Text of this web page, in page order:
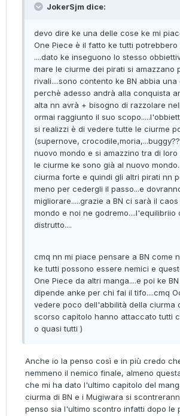
JokerSjm dice:
devo dire ke una delle cose ke mi
One Piece è il fatto ke tutti potrebbero
....dato ke inseguono lo stesso
mare le ciurme dei pirati si amazzano
rivali....sono contento ke BN abbia
perchè adesso andrà alla conquista
alta nn avrà + bisogno di razzolare
ormai raggiunto il suo
si realizzi è di vedere tutte le ciurme
(supernove,
nuovo mondo e si amazzino tra di
le ciurme ke sono già al nuovo
ciurma forte e quindi gli altri pirati nn
meno per cedergli il passo...e
migliorare.....grazie a BN ci sarà il
mondo e noi ne godremo....l'equilibriio
distrutto....
cmq nn mi piace pensare a BN come
ke tutti possono essere nemici e
One Piece da altri manga....e poi ke
dipende anke per chi fai il tifo....cmq
vedere poco dell'abbilità della ciurma
scorso capitolo hanno attaccato tutti
o quasi tutti )
Anche io la penso così e in più credo
nemmeno il nemico finale, almeno
che mi ha dato l'ultimo capitolo del
ciurma di BN e i Mugiwara si
penso sia l'ultimo scontro infatti dopo le